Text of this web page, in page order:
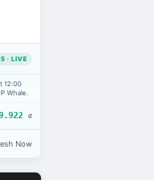
· LIVE
12:00
Whale.
đ
Now